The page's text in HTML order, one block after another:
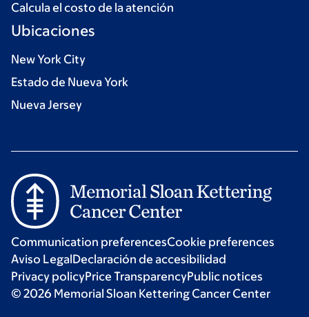
Calcula el costo de la atención
Ubicaciones
New York City
Estado de Nueva York
Nueva Jersey
Communication preferencesCookie preferences
Aviso LegalDeclaración de accesibilidad
Privacy policyPrice TransparencyPublic notices
© 2026 Memorial Sloan Kettering Cancer Center